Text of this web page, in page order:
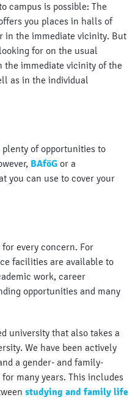
campus is possible: The
you places in halls of
in the immediate vicinity. But
for on the usual
the immediate vicinity of the
as in the individual
of opportunities to
BAföG or a
you can use to cover your
every concern. For
facilities are available to
work, career
opportunities and many
university that also takes a
We have been actively
a gender- and family-
many years. This includes
studying and family life